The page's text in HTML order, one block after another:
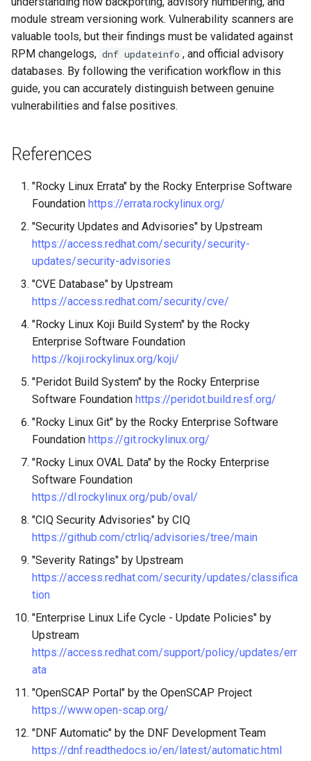
module stream versioning work. Vulnerability scanners are
valuable tools, but their findings must be validated against
RPM changelogs, dnf updateinfo , and official advisory
databases. By following the verification workflow in this
guide, you can accurately distinguish between genuine
vulnerabilities and false positives.
References
"Rocky Linux Errata" by the Rocky Enterprise Software
Foundation https://errata.rockylinux.org/
"Security Updates and Advisories" by Upstream
https://access.redhat.com/security/security-
updates/security-advisories
"CVE Database" by Upstream
https://access.redhat.com/security/cve/
"Rocky Linux Koji Build System" by the Rocky
Enterprise Software Foundation
https://koji.rockylinux.org/koji/
"Peridot Build System" by the Rocky Enterprise
Software Foundation https://peridot.build.resf.org/
"Rocky Linux Git" by the Rocky Enterprise Software
Foundation https://git.rockylinux.org/
"Rocky Linux OVAL Data" by the Rocky Enterprise
Software Foundation
https://dl.rockylinux.org/pub/oval/
"CIQ Security Advisories" by CIQ
https://github.com/ctrliq/advisories/tree/main
"Severity Ratings" by Upstream
https://access.redhat.com/security/updates/classifica
tion
"Enterprise Linux Life Cycle - Update Policies" by
Upstream
https://access.redhat.com/support/policy/updates/err
ata
"OpenSCAP Portal" by the OpenSCAP Project
https://www.open-scap.org/
"DNF Automatic" by the DNF Development Team
https://dnf.readthedocs.io/en/latest/automatic.html